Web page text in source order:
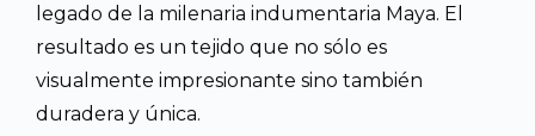
legado de la milenaria indumentaria Maya. El
resultado es un tejido que no sólo es
visualmente impresionante sino también
duradera y única.